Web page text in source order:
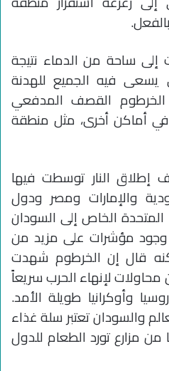
ساحة من الدماء نتيجة
يسعى فيه الجميع للهدنة
الخرطوم القصف المدفعي
في أماكن أخرى، مثل منطقة
إطلاق النار توسطت فيها
والإمارات ومصر ودول
الخاص إلى السودان
وجود مؤشرات على مزيد من
قال إن الخرطوم شهدت
لإنهاء الحرب سريعاً
وأوكرانيا طويلة الأمد.
والسودان تعتبر سلة غذاء
مزارع تورد الطعام للدول